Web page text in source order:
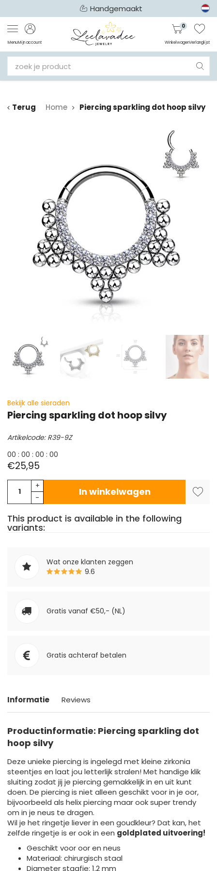
Handgemaakt
MenuMijn account
0
WinkelwagenVerlanglijst
Terug Home Piercing sparkling dot hoop silvy
Bekijk alle sieraden
Piercing sparkling dot hoop silvy
Artikelcode: R39-9Z
00 : 00 : 00 : 00
€25,95
+
-
In winkelwagen
This product is available in the following
variants:
Wat onze klanten zeggen
9.6
Gratis vanaf €50,- (NL)
Gratis achteraf betalen
Informatie Reviews
Productinformatie: Piercing sparkling dot
hoop silvy
Deze unieke piercing is ingelegd met kleine zirkonia
steentjes en laat jou letterlijk stralen! Met handige klik
sluiting zodat jij je piercing gemakkelijk in en uit kunt
doen. De piercing is niet alleen geschikt voor in je oor,
bijvoorbeeld als helix piercing maar ook super trendy
om in je neus te dragen.
Wil je het ringetje liever in een goudkleur? Dat kan, het
zelfde ringetje is er ook in een goldplated uitvoering!
Geschikt voor oor en neus
Materiaal: chirurgisch staal
Diameter staafje: 1.2 mm